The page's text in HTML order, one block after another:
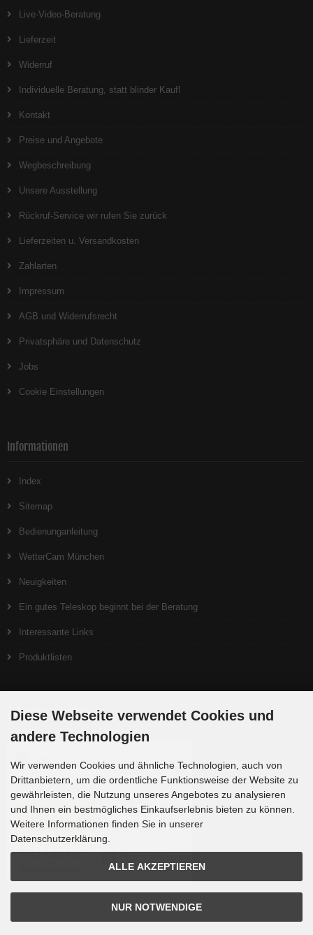
Live-Video-Beratung
Lieferzeit
Widerruf
Individuelle Beratung, statt blinder Kauf!
Kontakt
Preise und Angebote
Wegbeschreibung
Unsere Ausstellung
Rückruf-Service wir rufen Sie zurück
Lieferzeiten u. Versandkosten
Zahlarten
Impressum
AGB und Widerrufsrecht
Privatsphäre und Datenschutz
Jobs
Cookie Einstellungen
Informationen
Index
Sitemap
Bedienunganleitung
WetterCam München
Neuigkeiten
Ein gutes Teleskop beginnt bei der Beratung
Interessante Links
Produktlisten
Zahlungsmethoden
Sprachvariablen befinden sich in der Datei tpl_modified/lang/german/lang_german.custom.
Diese Webseite verwendet Cookies und
andere Technologien
Wir verwenden Cookies und ähnliche Technologien, auch von
Drittanbietern, um die ordentliche Funktionsweise der Website zu
gewährleisten, die Nutzung unseres Angebotes zu analysieren
und Ihnen ein bestmögliches Einkaufserlebnis bieten zu können.
Weitere Informationen finden Sie in unserer
Datenschutzerklärung.
ALLE AKZEPTIEREN
NUR NOTWENDIGE